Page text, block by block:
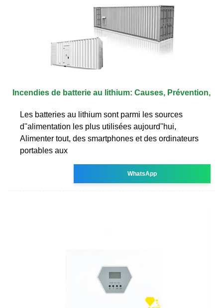
Incendies de batterie au lithium: Causes, Prévention,
Les batteries au lithium sont parmi les sources
d''alimentation les plus utilisées aujourd''hui,
Alimenter tout, des smartphones et des ordinateurs
portables aux
WhatsApp